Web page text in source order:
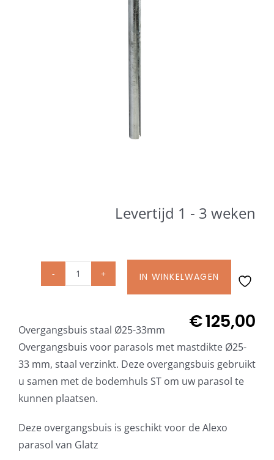
Glatz parasoldoeken
Glatz stofstalen collectie Sampleboeken
Onze merken
Levertijd 1 - 3 weken
Glatz
overgangsbuis
Ø
25-
33
mm
staal
aantal
IN WINKELWAGEN
€125,00
Overgangsbuis staal Ø25-33mm
Overgangsbuis voor parasols met mastdikte Ø25-
33 mm, staal verzinkt. Deze overgangsbuis gebruikt
u samen met de bodemhuls ST om uw parasol te
kunnen plaatsen.
Deze overgangsbuis is geschikt voor de Alexo
parasol van Glatz